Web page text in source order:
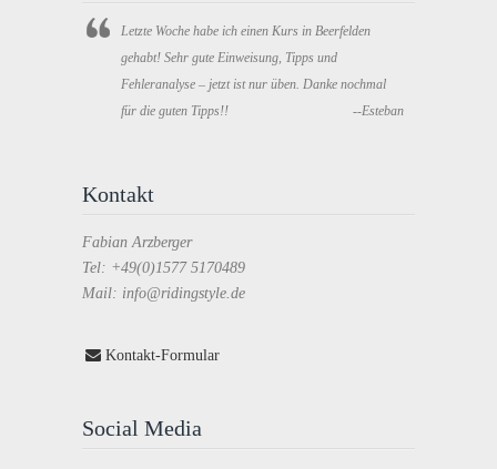
Letzte Woche habe ich einen Kurs in Beerfelden
gehabt! Sehr gute Einweisung, Tipps und
Fehleranalyse – jetzt ist nur üben. Danke nochmal
für die guten Tipps!!
--Esteban
Kontakt
Fabian Arzberger
Tel: +49(0)1577 5170489
Mail: info@ridingstyle.de
Kontakt-Formular
Social Media